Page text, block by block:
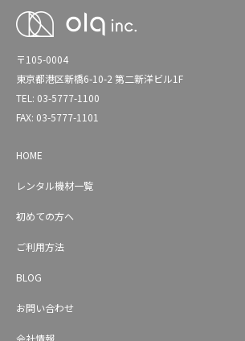
〒105-0004
東京都港区新橋6-10-2 第二新洋ビル1F
TEL: 03-5777-1100
FAX: 03-5777-1101
HOME
レンタル機材一覧
初めての方へ
ご利用方法
BLOG
お問い合わせ
会社情報